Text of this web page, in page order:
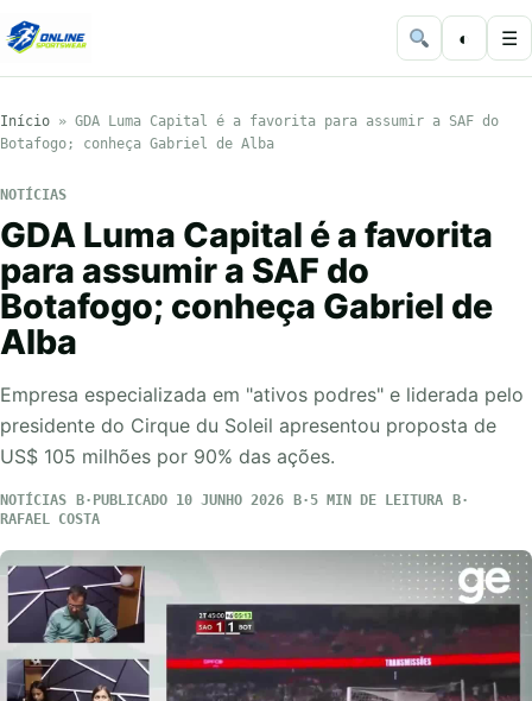
◐ ☰
Início » GDA Luma Capital é a favorita para assumir a SAF do
Botafogo; conheça Gabriel de Alba
NOTÍCIAS
GDA Luma Capital é a favorita
para assumir a SAF do
Botafogo; conheça Gabriel de
Alba
Empresa especializada em "ativos podres" e liderada pelo
presidente do Cirque du Soleil apresentou proposta de
US$ 105 milhões por 90% das ações.
NOTÍCIAS PUBLICADO 10 JUNHO 2026
5 MIN DE LEITURA
RAFAEL COSTA